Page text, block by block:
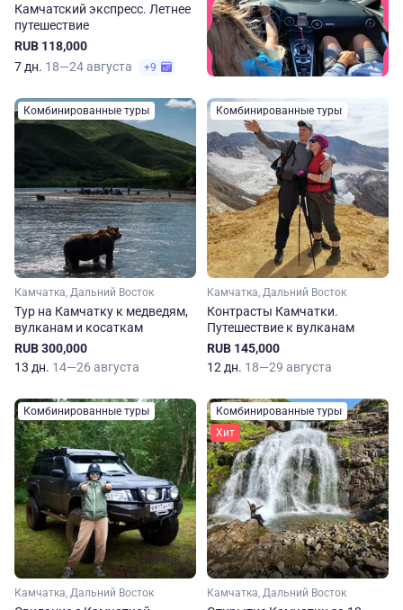
Камчатский экспресс. Летнее
путешествие
RUB 118,000
7 дн. 18—24 августа +9
Комбинированные туры
Камчатка, Дальний Восток
Тур на Камчатку к медведям,
вулканам и косаткам
RUB 300,000
13 дн. 14—26 августа
Комбинированные туры
Камчатка, Дальний Восток
Контрасты Камчатки.
Путешествие к вулканам
RUB 145,000
12 дн. 18—29 августа
Комбинированные туры
Камчатка, Дальний Восток
Комбинированные туры
Хит
Камчатка, Дальний Восток